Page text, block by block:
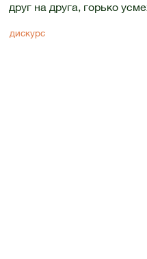
друг на друга, горько
дискурс